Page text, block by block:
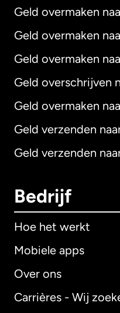
Geld overmaken
Geld overmaken
Geld overmaken
Geld overschrijven
Geld overmaken
Geld verzenden
Geld verzenden
Bedrijf
Hoe het werkt
Mobiele apps
Over ons
Carrières - Wij